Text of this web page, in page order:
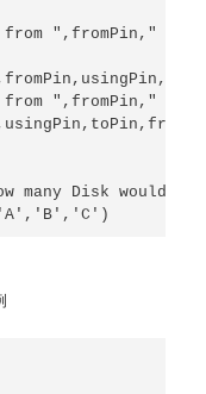
",fromPin," to
",fromPin," to
many Disk would